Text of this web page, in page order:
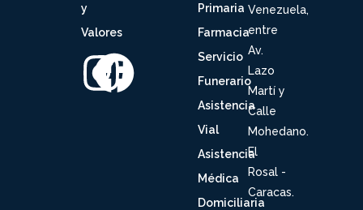
y
Valores
Primaria
Farmacia
Servicio
Funerario
Asistencia
Vial
Asistencia
Médica
Domiciliaria
Venezuela,
entre
Av.
Lazo
Martí y
Calle
Mohedano.
El
Rosal -
Caracas.